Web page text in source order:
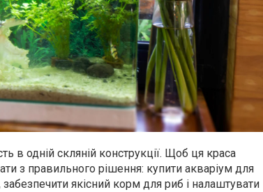
в одній скляній конструкції. Щоб ця краса
з правильного рішення: купити акваріум для
забезпечити якісний корм для риб і налаштувати